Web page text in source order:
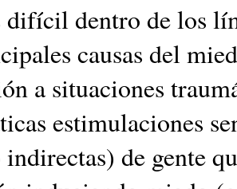
difícil dentro de los
causas del
a situaciones
estimulaciones
de gente